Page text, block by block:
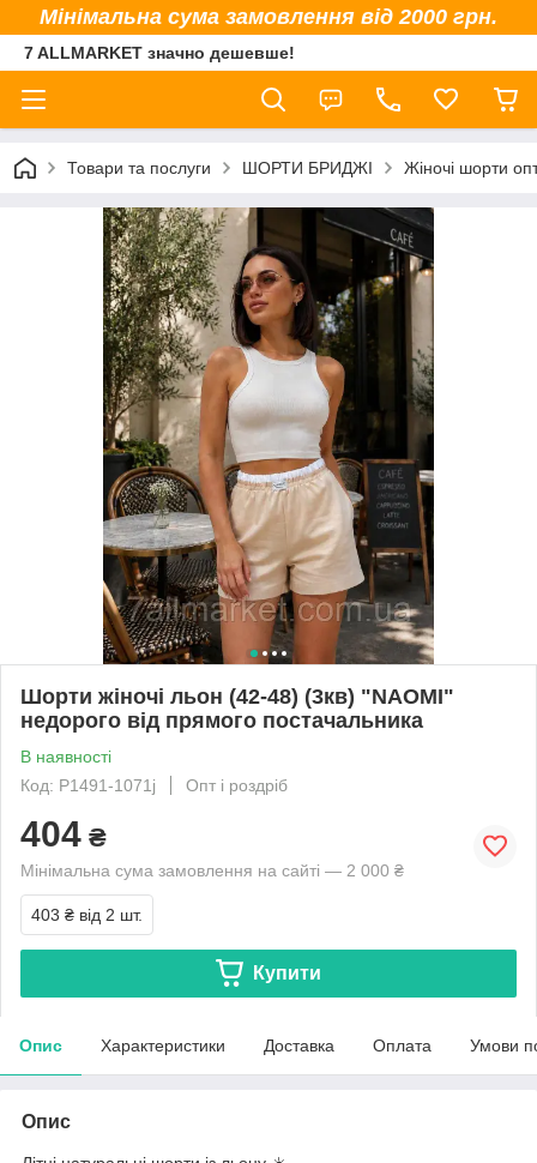
Мінімальна сума замовлення від 2000 грн.
7 ALLMARKET значно дешевше!
Товари та послуги ШОРТИ БРИДЖІ Жіночі шорти
Шорти жіночі льон (42-48) (3кв) "NAOMI"
недорого від прямого постачальника
В наявності
Код: P1491-1071j
Опт і роздріб
404 ₴
Мінімальна сума замовлення на сайті — 2 000 ₴
403 ₴ від 2 шт.
Купити
Опис Характеристики Доставка Оплата Умови
Опис